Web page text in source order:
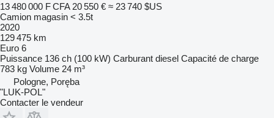
13 480 000 F CFA 20 550 € ≈ 23 740 $US
Camion magasin < 3.5t
2020
129 475 km
Euro 6
Puissance 136 ch (100 kW) Carburant diesel Capacité de charge
783 kg Volume 24 m³
Pologne, Poręba
"LUK-POL"
Contacter le vendeur